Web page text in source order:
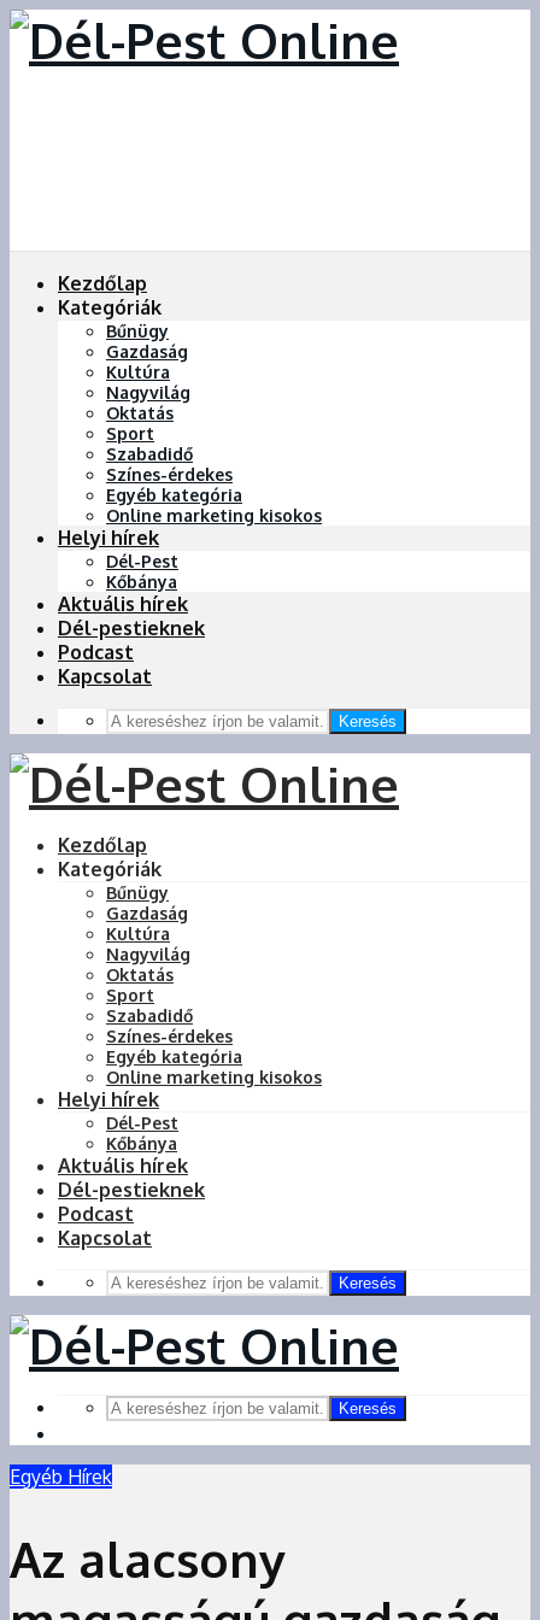
Kezdőlap
Kategóriák
Bűnügy
Gazdaság
Kultúra
Nagyvilág
Oktatás
Sport
Szabadidő
Színes-érdekes
Egyéb kategória
Online marketing kisokos
Helyi hírek
Dél-Pest
Kőbánya
Aktuális hírek
Dél-pestieknek
Podcast
Kapcsolat
Keresés
Kezdőlap
Kategóriák
Bűnügy
Gazdaság
Kultúra
Nagyvilág
Oktatás
Sport
Szabadidő
Színes-érdekes
Egyéb kategória
Online marketing kisokos
Helyi hírek
Dél-Pest
Kőbánya
Aktuális hírek
Dél-pestieknek
Podcast
Kapcsolat
Keresés
Keresés
Egyéb Hírek
Az alacsony